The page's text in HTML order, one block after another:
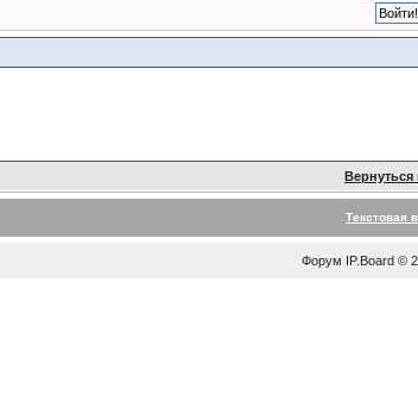
Вернуться
Текстовая
Форум IP.Board ©